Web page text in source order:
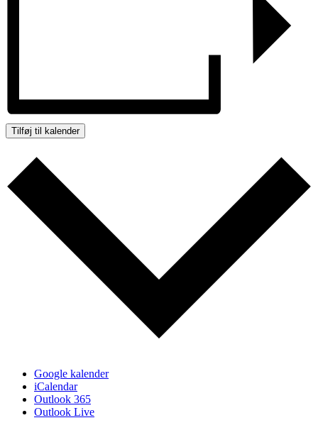
Tilføj til kalender
Google kalender
iCalendar
Outlook 365
Outlook Live